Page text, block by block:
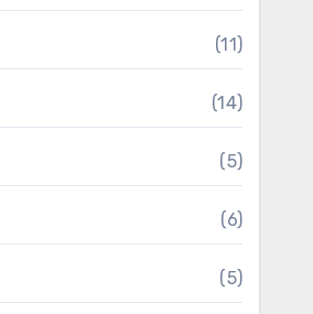
(11)
(14)
(5)
(6)
(5)